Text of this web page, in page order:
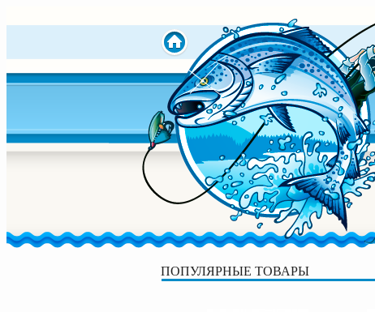
ПОПУЛЯРНЫЕ ТОВАРЫ